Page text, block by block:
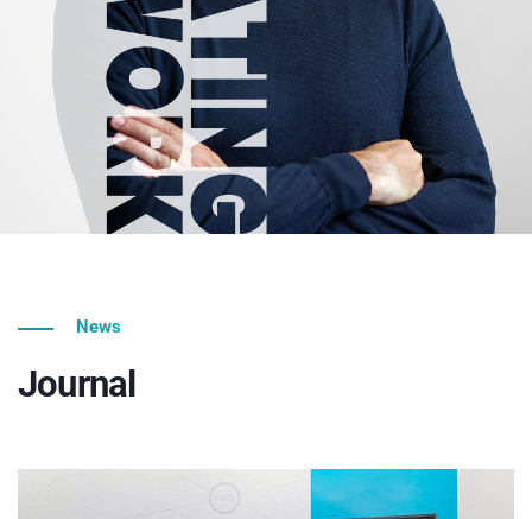
News
Journal